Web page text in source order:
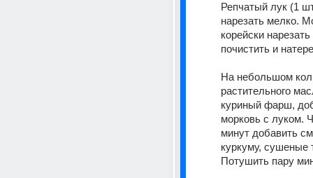
Репчатый лук (1
нарезать мелко.
корейски
почистить и
На небольшом
растительного
куриный фарш,
морковь с луком.
минут добавить
куркуму, сушеные
Потушить пару